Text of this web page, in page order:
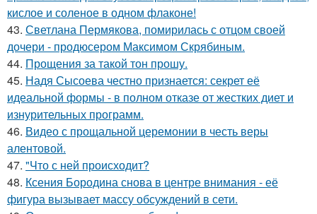
кислое и соленое в одном флаконе!
43. Светлана Пермякова, помирилась с отцом своей
дочери - продюсером Максимом Скрябиным.
44. Прощения за такой тон прошу.
45. Надя Сысоева честно признается: секрет её
идеальной формы - в полном отказе от жестких диет и
изнурительных программ.
46. Видео с прощальной церемонии в честь веры
алентовой.
47. "Что с ней происходит?
48. Ксения Бородина снова в центре внимания - её
фигура вызывает массу обсуждений в сети.